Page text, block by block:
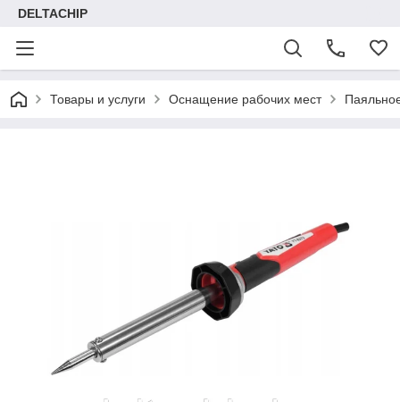
DELTACHIP
Товары и услуги Оснащение рабочих мест